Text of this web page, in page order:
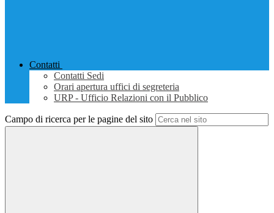
Contatti
Contatti Sedi
Orari apertura uffici di segreteria
URP - Ufficio Relazioni con il Pubblico
Campo di ricerca per le pagine del sito